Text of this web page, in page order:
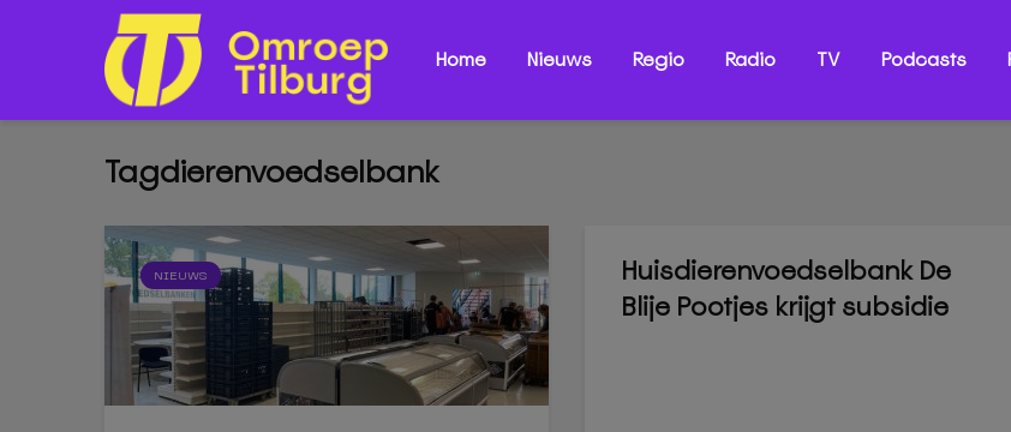
Home Nieuws Regio Radio TV Podcasts
Tagdierenvoedselbank
NIEUWS
Huisdierenvoedselbank De
Blije Pootjes krijgt subsidie